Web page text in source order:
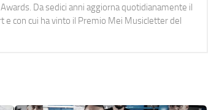
Da sedici anni aggiorna quotidianamente il
e con cui ha vinto il Premio Mei Musicletter del